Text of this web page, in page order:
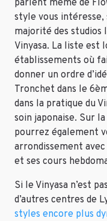
parlent même de
style vous intéresse,
majorité des studios
Vinyasa. La liste est
établissements où
donner un ordre
Tronchet dans le
dans la pratique du
soin japonaise. Sur
pourrez également
arrondissement
et ses cours
Si le Vinyasa n’est
d’autres centres de
styles encore plus